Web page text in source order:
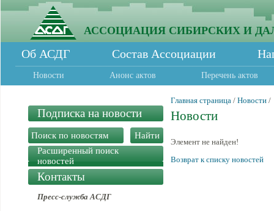
АССОЦИАЦИЯ СИБИРСКИХ И
Об АСДГ Состав Ассоциации
Новости Анонс актов Перечень актов
Подписка на новости
Расширенный поиск
новостей
Контакты
Пресс-служба АСДГ
Главная страница / Новости /
Новости
Элемент не найден!
Возврат к списку новостей